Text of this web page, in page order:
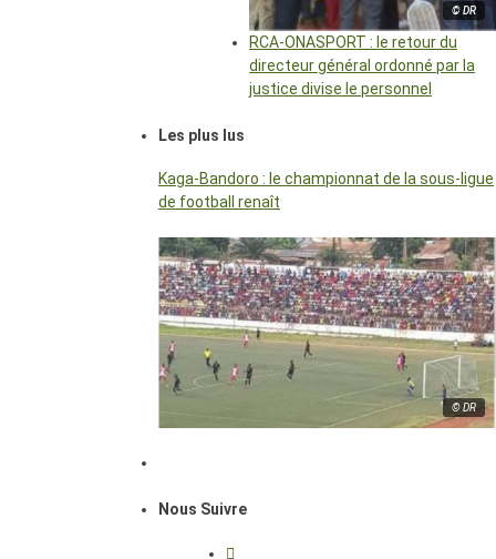
© DR
RCA-ONASPORT : le retour du
directeur général ordonné par la
justice divise le personnel
Les plus lus
Kaga-Bandoro : le championnat de la sous-ligue
de football renaît
© DR
Nous Suivre